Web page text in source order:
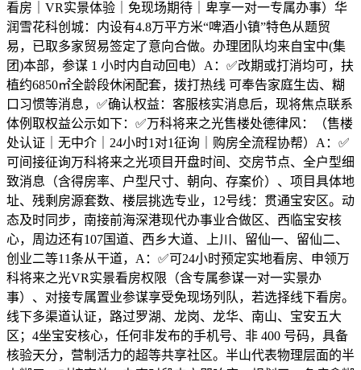
看房｜VR实景体验｜免现场期待｜卑享一对一专属办事）华
润雪花科创城：内设有4.8万平方米“啤酒小镇”特色从题贸
易，已取多家贸易签定了意向合做。办理团队均来自宝中(集
团)本部，参谋 1 小时内自动回电）A：✅改期或打消均可，扶
植约6850㎡全龄段休闲配套，拨打热线 可奉告家庭生齿、糊
口习惯等消息，✅确认权益：客服核实消息后，现将焦点联系
体例取权益公示如下：✅万科将来之光售楼处德律风：（售楼
处认证｜无中介｜24小时1对1征询｜购房全流程协帮）A：✅
可间接征询万科将来之光项目开盘时间、交房节点、全户型细
致消息（含得房率、户型尺寸、朝向、存案价）、项目具体地
址、残剩房源套数、楼层挑选专业，12号线：贯通宝安区。动
态及时同步，南接前海深港现代办事业合做区、西临宝安核
心，周边还有107国道、西乡大道、上川、留仙一、留仙二、
创业二等11条从干道，A：✅可24小时预定实地看房、申领万
科将来之光VR实景看房权限（含专属参谋一对一实景办
事）、对接专属置业参谋享受免现场列队，若选择线下看房。
线下多渠道认证，路过罗湖、龙岗、龙华、南山、宝安五大
区；4坐宝安核心，任何非发布的手机号、非 400 号码，具备
核验天分，营制活力的超等共享社区。半山代表物理层面的半